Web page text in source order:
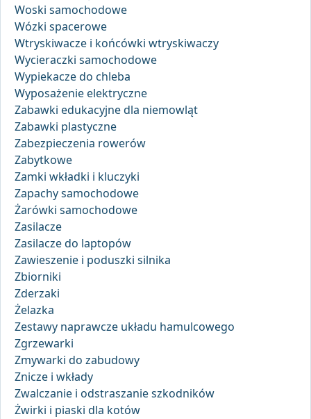
Woski samochodowe
Wózki spacerowe
Wtryskiwacze i końcówki wtryskiwaczy
Wycieraczki samochodowe
Wypiekacze do chleba
Wyposażenie elektryczne
Zabawki edukacyjne dla niemowląt
Zabawki plastyczne
Zabezpieczenia rowerów
Zabytkowe
Zamki wkładki i kluczyki
Zapachy samochodowe
Żarówki samochodowe
Zasilacze
Zasilacze do laptopów
Zawieszenie i poduszki silnika
Zbiorniki
Zderzaki
Żelazka
Zestawy naprawcze układu hamulcowego
Zgrzewarki
Zmywarki do zabudowy
Znicze i wkłady
Zwalczanie i odstraszanie szkodników
Żwirki i piaski dla kotów